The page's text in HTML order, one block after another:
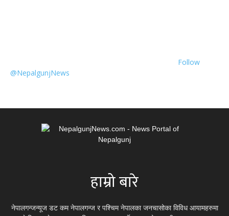
Follow
@NepalgunjNews
हाम्रो बारे
नेपालगन्जन्यूज डट कम नेपालगन्ज र पश्चिम नेपालका जनचासोका विविध आयामहरुमा